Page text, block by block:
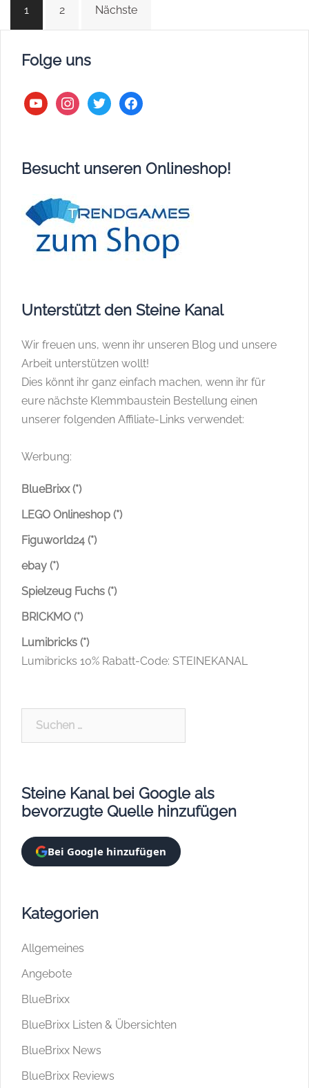
1 2 Nächste
Folge uns
youtubeinstagram
twitter facebook
Besucht unseren Onlineshop!
Unterstützt den Steine Kanal
Wir freuen uns, wenn ihr unseren Blog und unsere
Arbeit unterstützen wollt!
Dies könnt ihr ganz einfach machen, wenn ihr für
eure nächste Klemmbaustein Bestellung einen
unserer folgenden Affiliate-Links verwendet:
Werbung:
BlueBrixx (*)
LEGO Onlineshop (*)
Figuworld24 (*)
ebay (*)
Spielzeug Fuchs (*)
BRICKMO (*)
Lumibricks (*)
Lumibricks 10% Rabatt-Code: STEINEKANAL
Suchen
Steine Kanal bei Google als
bevorzugte Quelle hinzufügen
Bei Google hinzufügen
Kategorien
Allgemeines
Angebote
BlueBrixx
BlueBrixx Listen & Übersichten
BlueBrixx News
BlueBrixx Reviews